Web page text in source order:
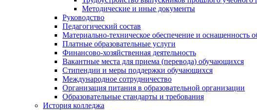
Методические и иные документы
Руководство
Педагогический состав
Материально-техническое обеспечение и оснащенность
Платные образовательные услуги
Финансово-хозяйственная деятельность
Вакантные места для приема (перевода) обучающихся
Стипендии и меры поддержки обучающихся
Международное сотрудничество
Организация питания в образовательной организации
Образовательные стандарты и требования
История колледжа